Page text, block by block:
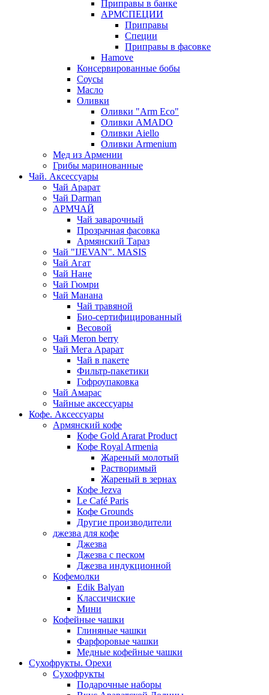
Приправы в банке
АРМСПЕЦИИ
Приправы
Специи
Приправы в фасовке
Hamove
Консервированные бобы
Соусы
Масло
Оливки
Оливки "Arm Eco"
Оливки AMADO
Оливки Aiello
Оливки Armenium
Мед из Армении
Грибы маринованные
Чай. Аксессуары
Чай Арарат
Чай Darman
АРМЧАЙ
Чай заварочный
Прозрачная фасовка
Армянский Тараз
Чай "IJEVAN". MASIS
Чай Агат
Чай Нане
Чай Гюмри
Чай Манана
Чай травяной
Био-сертифицированный
Весовой
Чай Meron berry
Чай Мега Арарат
Чай в пакете
Фильтр-пакетики
Гофроупаковка
Чай Амарас
Чайные аксессуары
Кофе. Аксессуары
Армянский кофе
Кофе Gold Ararat Product
Кофе Royal Armenia
Жареный молотый
Растворимый
Жареный в зернах
Кофе Jezva
Le Café Paris
Кофе Grounds
Другие производители
джезва для кофе
Джезва
Джезва с песком
Джезва индукционной
Кофемолки
Edik Balyan
Классичиские
Мини
Кофейные чашки
Глиняные чашки
Фарфоровые чашки
Медные кофейные чашки
Сухофрукты. Орехи
Сухофрукты
Подарочные наборы